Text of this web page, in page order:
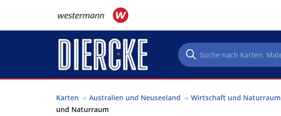
Karten Australien und Neuseeland Wirtschaft und Naturraum
und Naturraum